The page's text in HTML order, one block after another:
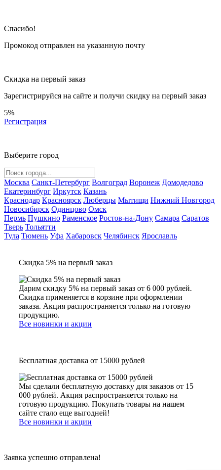
Спасибо!
Промокод отправлен на указанную почту
Скидка на первый заказ
Зарегистрируйся на сайте и получи скидку на первый заказ
5%
Регистрация
Выберите город
Москва Санкт-Петербург Волгоград Воронеж Домодедово
Екатеринбург Иркутск Казань
Краснодар Красноярск Люберцы Мытищи Нижний Новгород
Новосибирск Одинцово Омск
Пермь Пушкино Раменское Ростов-на-Дону Самара Саратов
Тверь Тольятти
Тула Тюмень Уфа Хабаровск Челябинск Ярославль
Скидка 5% на первый заказ
Дарим скидку 5% на первый заказ от 6 000 рублей.
Скидка применяется в корзине при оформлении
заказа. Акция распространяется только на готовую
продукцию.
Все новинки и акции
Бесплатная доставка от 15000 рублей
Мы сделали бесплатную доставку для заказов от 15
000 рублей. Акция распространяется только на
готовую продукцию. Покупать товары на нашем
сайте стало еще выгодней!
Все новинки и акции
Заявка успешно отправлена!